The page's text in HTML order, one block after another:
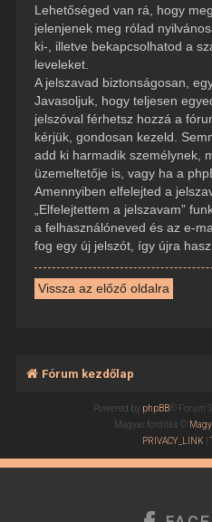
Lehetőséged van rá, hogy
jelenjenek meg rólad
ki-, illetve bekapcsolhatod a
leveleket.
A jelszavad biztonságosan,
Javasoljuk, hogy teljesen
jelszóval férhetsz hozzá a
kérjük, gondosan kezeld.
add ki harmadik személynek,
üzemeltetője is, vagy ha a
Amennyiben elfelejted a
„Elfelejtettem a jelszavam”
a felhasználóneved és az e-
fog egy új jelszót, így újra
Vissza az előző oldalra
Fórum kezdőlap
Powered by phpBB® Forum
Magyar fordítás ©
PRIVACY_LINK |